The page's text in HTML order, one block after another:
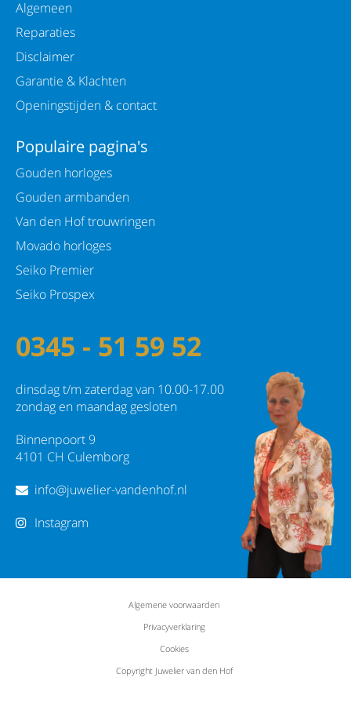
Achterzijde kast: Staal
Diameter kast: 30 mm
Dikte van kast: 7,5 mm
Kleur kast: Zilverkleurig
Kleur wijzerplaat: Blauw
Materiaal Lunette: Staal/ zilverkleurig
Technologie
Algemeen
Reparaties
Disclaimer
Garantie & Klachten
Openingstijden & contact
Populaire pagina's
Gouden horloges
Gouden armbanden
Van den Hof trouwringen
Movado horloges
Seiko Premier
Seiko Prospex
0345 - 51 59 52
dinsdag t/m zaterdag van 10.00-17.00
zondag en maandag gesloten
Binnenpoort 9
4101 CH Culemborg
info@juwelier-vandenhof.nl
Instagram
Algemene voorwaarden
Privacyverklaring
Cookies
Copyright Juwelier van den Hof